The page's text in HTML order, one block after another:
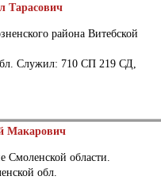
района Витебской
Служил: 710 СП 219 СД,
Макарович
Смоленской области.
обл.